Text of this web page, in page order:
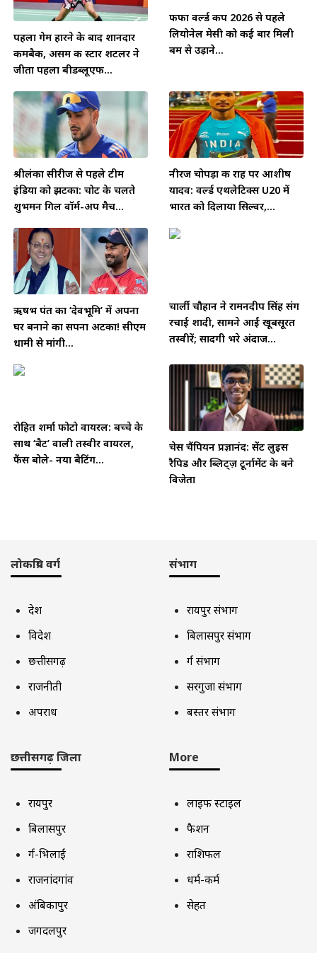
पहला गेम हारने के बाद शानदार
कमबैक, असम की स्टार शटलर ने
जीता पहला बीडब्लूएफ...
फीफा वर्ल्ड कप 2026 से पहले
लियोनेल मेसी को कई बार मिली
बम से उड़ाने...
श्रीलंका सीरीज से पहले टीम
इंडिया को झटका: चोट के चलते
शुभमन गिल वॉर्म-अप मैच...
नीरज चोपड़ा की राह पर आशीष
यादव: वर्ल्ड एथलेटिक्स U20 में
भारत को दिलाया सिल्वर,...
ऋषभ पंत का ‘देवभूमि’ में अपना
घर बनाने का सपना अटका! सीएम
धामी से मांगी...
चार्ली चौहान ने रामनदीप सिंह संग
रचाई शादी, सामने आईं खूबसूरत
तस्वीरें; सादगी भरे अंदाज...
रोहित शर्मा फोटो वायरल: बच्चे के
साथ ‘बैट’ वाली तस्वीर वायरल,
फैंस बोले- नया बैटिंग...
चेस चैंपियन प्रज्ञानंद: सेंट लुइस
रैपिड और ब्लिट्ज़ टूर्नामेंट के बने
विजेता
लोकप्रिय वर्ग
देश
विदेश
छत्तीसगढ़
राजनीती
अपराध
संभाग
रायपुर संभाग
बिलासपुर संभाग
दुर्ग संभाग
सरगुजा संभाग
बस्तर संभाग
छत्तीसगढ़ जिला
रायपुर
बिलासपुर
दुर्ग-भिलाई
राजनांदगांव
अंबिकापुर
जगदलपुर
More
लाइफ स्टाइल
फैशन
राशिफल
धर्म-कर्म
सेहत